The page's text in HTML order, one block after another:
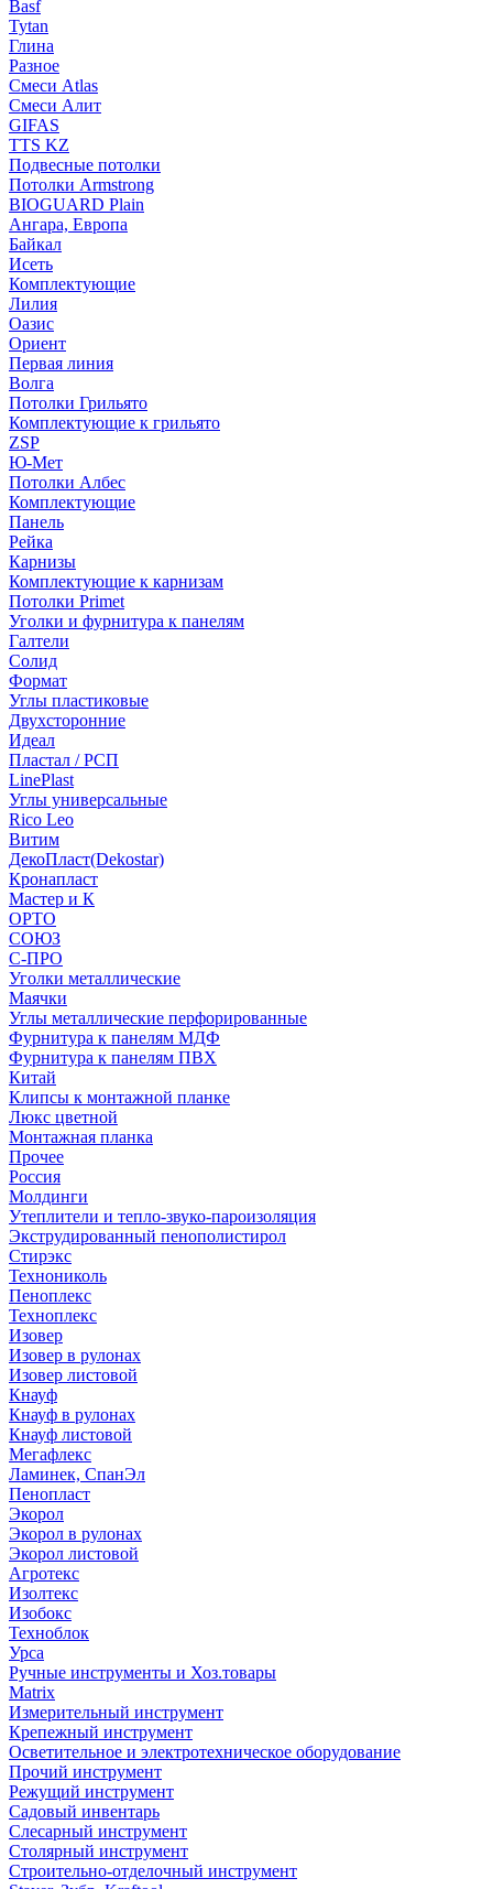
Basf
Tytan
Глина
Разное
Смеси Atlas
Смеси Алит
GIFAS
TTS KZ
Подвесные потолки
Потолки Armstrong
BIOGUARD Plain
Ангара, Европа
Байкал
Исеть
Комплектующие
Лилия
Оазис
Ориент
Первая линия
Волга
Потолки Грильято
Комплектующие к грильято
ZSP
Ю-Мет
Потолки Албес
Комплектующие
Панель
Рейка
Карнизы
Комплектующие к карнизам
Потолки Primet
Уголки и фурнитура к панелям
Галтели
Солид
Формат
Углы пластиковые
Двухсторонние
Идеал
Пластал / РСП
LinePlast
Углы универсальные
Rico Leo
Витим
ДекоПласт(Dekostar)
Кронапласт
Мастер и К
ОРТО
СОЮЗ
С-ПРО
Уголки металлические
Маячки
Углы металлические перфорированные
Фурнитура к панелям МДФ
Фурнитура к панелям ПВХ
Китай
Клипсы к монтажной планке
Люкс цветной
Монтажная планка
Прочее
Россия
Молдинги
Утеплители и тепло-звуко-пароизоляция
Экструдированный пенополистирол
Стирэкс
Технониколь
Пеноплекс
Техноплекс
Изовер
Изовер в рулонах
Изовер листовой
Кнауф
Кнауф в рулонах
Кнауф листовой
Мегафлекс
Ламинек, СпанЭл
Пенопласт
Экорол
Экорол в рулонах
Экорол листовой
Агротекс
Изолтекс
Изобокс
Техноблок
Урса
Ручные инструменты и Хоз.товары
Matrix
Измерительный инструмент
Крепежный инструмент
Осветительное и электротехническое оборудование
Прочий инструмент
Режущий инструмент
Садовый инвентарь
Слесарный инструмент
Столярный инструмент
Строительно-отделочный инструмент